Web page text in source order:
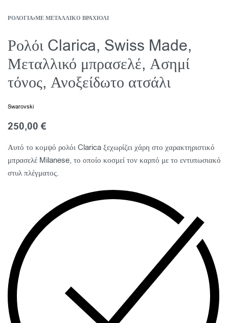
ΡΟΛΌΓΙΑ›ΜΕ ΜΕΤΑΛΛΙΚΌ ΒΡΑΧΙΌΛΙ
Ρολόι Clarica, Swiss Made,
Μεταλλικό μπρασελέ, Ασημί
τόνος, Ανοξείδωτο ατσάλι
Swarovski
250,00€
Αυτό το κομψό ρολόι Clarica ξεχωρίζει χάρη στο χαρακτηριστικό
μπρασελέ Milanese, το οποίο κοσμεί τον καρπό με το εντυπωσιακό
στυλ πλέγματος.